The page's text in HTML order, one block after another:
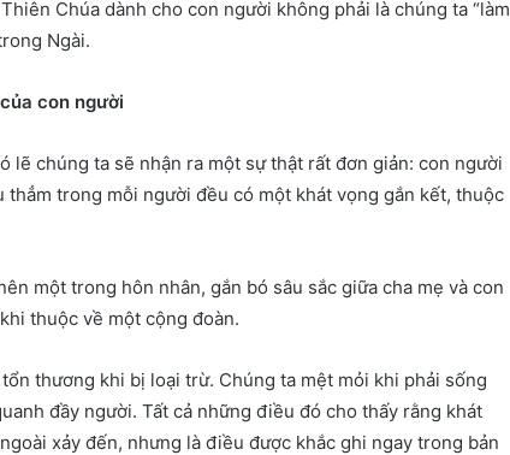
Chúa dành cho con người không phải là chúng ta “làm
Ngài.
con người
lẽ chúng ta sẽ nhận ra một sự thật rất đơn giản: con người
trong mỗi người đều có một khát vọng gắn kết, thuộc
một trong hôn nhân, gắn bó sâu sắc giữa cha mẹ và con
thuộc về một cộng đoàn.
thương khi bị loại trừ. Chúng ta mệt mỏi khi phải sống
đầy người. Tất cả những điều đó cho thấy rằng khát
xảy đến, nhưng là điều được khắc ghi ngay trong bản